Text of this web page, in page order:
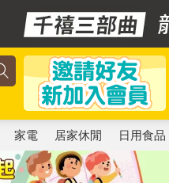
家電 居家休閒 日用食品